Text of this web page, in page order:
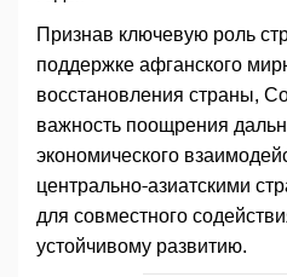
Признав ключевую роль
поддержке афганского
восстановления страны,
важность поощрения
экономического
центрально-азиатскими
для совместного
устойчивому развитию.